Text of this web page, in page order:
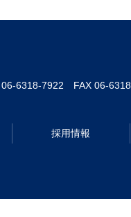
06-6318-7922 FAX 06-
採用情報